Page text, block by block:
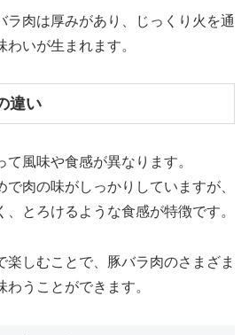
ラ肉は厚みがあり、じっくり火を通
いが生まれます。
違い
風味や食感が異なります。
で肉の味がしっかりしていますが、
、とろけるような食感が特徴です。
楽しむことで、豚バラ肉のさまざま
うことができます。